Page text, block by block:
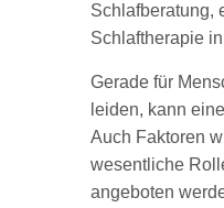
Schlafberatung,
Schlaftherapie
Gerade für
leiden, kann
Auch Faktoren
wesentliche
angeboten